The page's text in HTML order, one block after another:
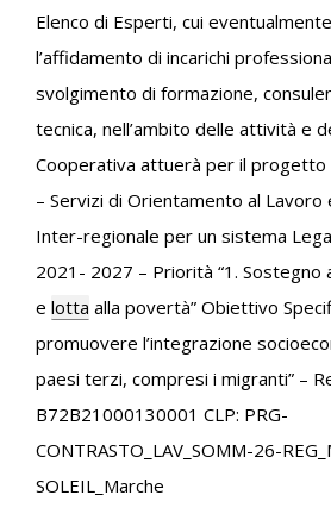
Elenco di Esperti, cui
l’affidamento di incarichi
svolgimento di formazione,
tecnica, nell’ambito delle attività e
Cooperativa attuerà per il progetto
– Servizi di Orientamento al Lavoro
Inter-regionale per un sistema
2021- 2027 – Priorità “1. Sostegno
e lotta alla povertà” Obiettivo
promuovere l’integrazione
paesi terzi, compresi i migranti” –
B72B21000130001 CLP: PRG-
CONTRASTO_LAV_SOMM-26-
SOLEIL_Marche